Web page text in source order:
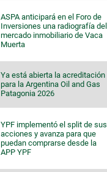
ASPA anticipará en el Foro de
Inversiones una radiografía del
mercado inmobiliario de Vaca
Muerta
Ya está abierta la acreditación
para la Argentina Oil and Gas
Patagonia 2026
YPF implementó el split de sus
acciones y avanza para que
puedan comprarse desde la
APP YPF